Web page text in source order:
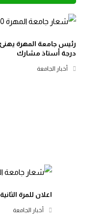
رئيس جامعة المهرة يهنئ
درجة أستاذ مشارك
أخبار الجامعة
اعلان للمرة الثانية
أخبار الجامعة